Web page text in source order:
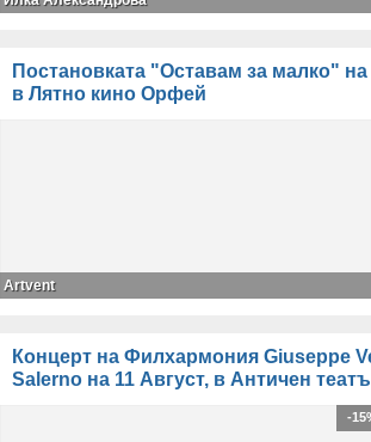
Постановката "Оставам за малко" на
в Лятно кино Орфей
Аrtvent
Концерт на Филхармония Giuseppe
Salerno на 11 Август, в Античен
-